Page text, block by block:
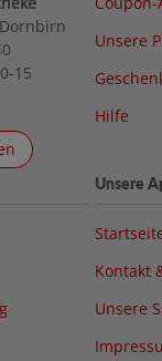
15
Unsere
Hilfe
Unsere
Kontakt
Unsere